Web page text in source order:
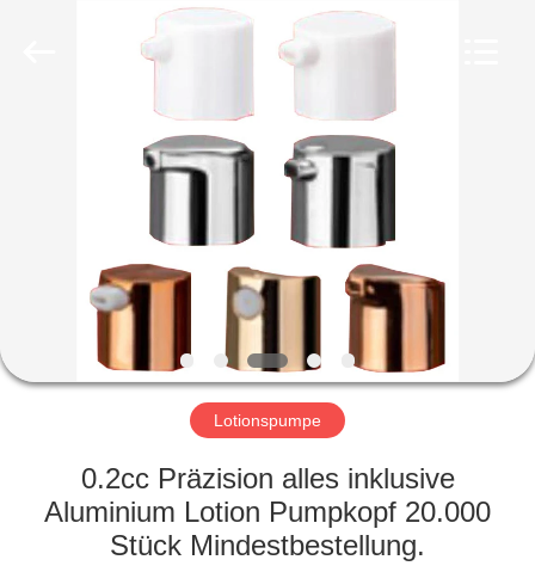
PRODUKTE
VIDEOS
VR-
SHOW
ÜBER
UNS
Lotionspumpe
0.2cc Präzision alles inklusive
Aluminium Lotion Pumpkopf 20.000
Stück Mindestbestellung.